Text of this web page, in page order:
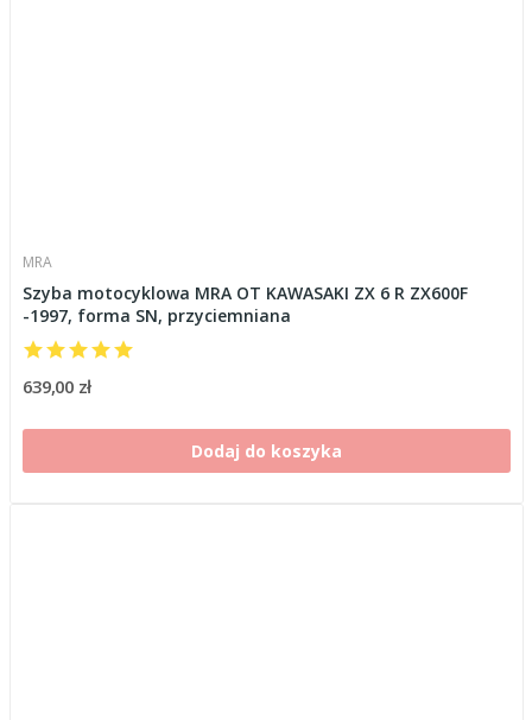
MRA
Szyba motocyklowa MRA OT KAWASAKI ZX 6 R ZX600F
-1997, forma SN, przyciemniana
639,00 zł
Dodaj do koszyka